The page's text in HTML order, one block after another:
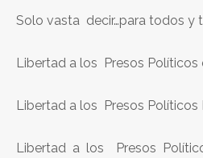
Solo vasta decir…para todos y
Libertad a los Presos Políticos
Libertad a los Presos Políticos
Libertad a los Presos